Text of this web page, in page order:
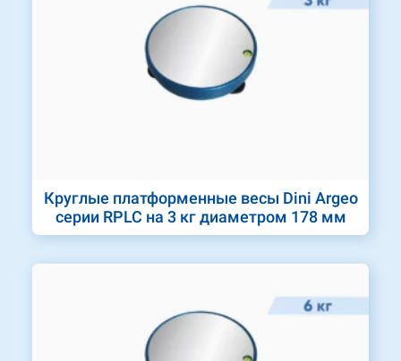
Круглые платформенные весы Dini Argeo
серии RPLC на 3 кг диаметром 178 мм